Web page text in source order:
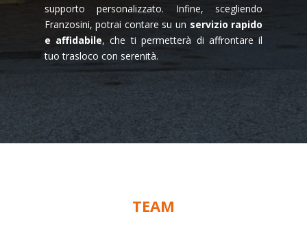
supporto personalizzato. Infine, scegliendo
Franzosini, potrai contare su un servizio rapido
e affidabile, che ti permetterà di affrontare il
tuo trasloco con serenità.
TEAM